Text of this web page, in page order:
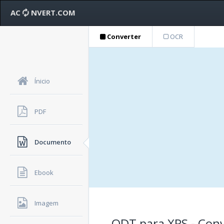
AC NVERT.COM
Ínicio
PDF
Documento
Ebook
Imagem
Converter OCR